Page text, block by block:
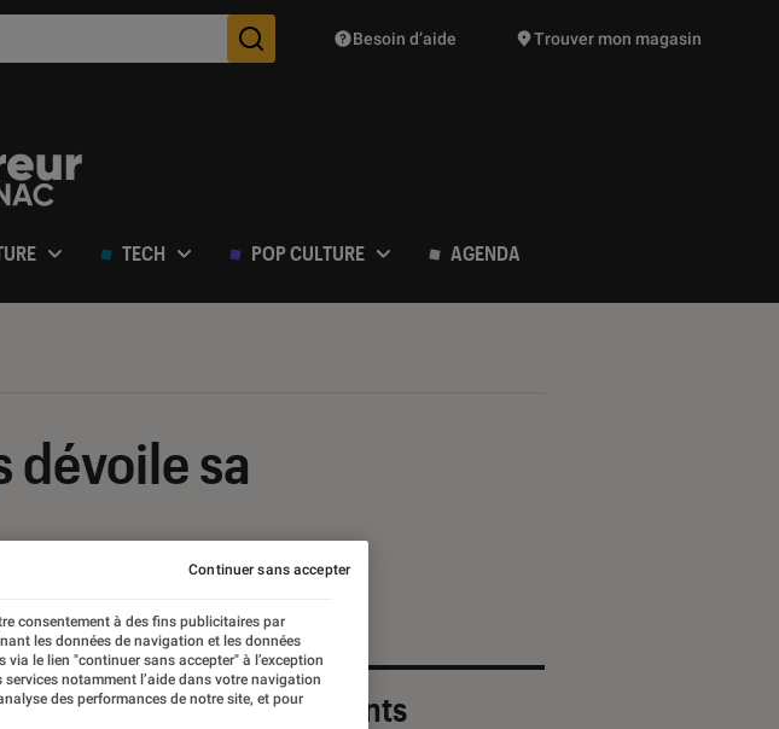
Des suggestions de produits vont vous être proposées
Besoin d’aide Trouver mon magasin
TECH POP CULTURE AGENDA
dévoile sa
Les plus récents
consentement à des fins publicitaires par
les données de navigation et les données
le lien "continuer sans accepter" à l’exception
notamment l’aide dans votre navigation
des performances de notre site, et pour
Continuer sans accepter